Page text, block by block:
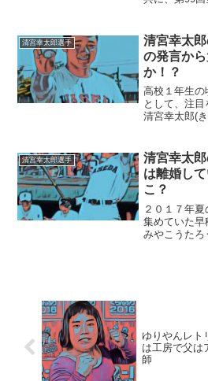
で綴っていた
清宮選手の選
清宮幸太郎選手
清宮幸太
の発言か
か！？
高校１年生の
として、注
清宮幸太郎(
の夢は「メジ
公言してい
清宮幸太郎選手
清宮幸太
は離婚し
こ？
２０１７年
集めていた早
みやこうたろ
ゆりやんレト
は工房で父は
師